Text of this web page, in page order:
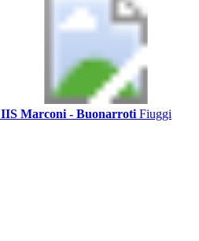
IIS Marconi - Buonarroti Fiuggi